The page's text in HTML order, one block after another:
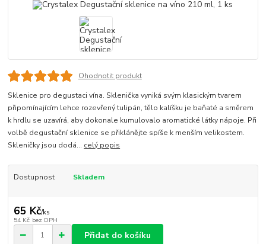
Ohodnotit produkt
Sklenice pro degustaci vína. Sklenička vyniká svým klasickým tvarem
připomínajícím lehce rozevřený tulipán, tělo kalíšku je baňaté a směrem
k hrdlu se uzavírá, aby dokonale kumulovalo aromatické látky nápoje. Při
volbě degustační sklenice se přiklánějte spíše k menším velikostem.
Skleničky jsou dodá... celý popis
Dostupnost Skladem
65 Kč/ks
54 Kč bez DPH
Přidat do košíku